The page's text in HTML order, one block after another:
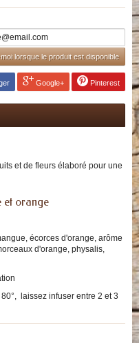
lorsque le produit est disponible
Google+ Pinterest
et de fleurs élaboré pour une
et orange
écorces d'orange, arôme
d'orange, physalis,
laissez infuser entre 2 et 3